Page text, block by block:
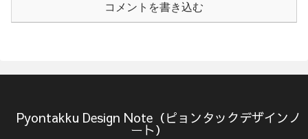
コメントを書き込む
Pyontakku Design Note（ピョンタックデザインノ
ート）